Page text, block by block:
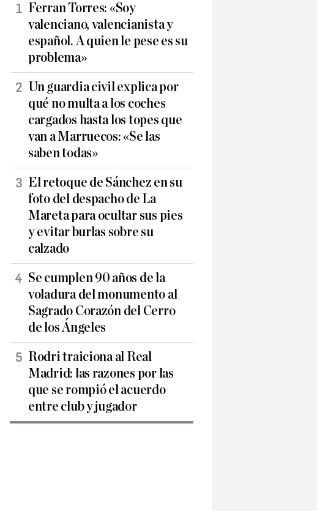
Ferran Torres: «Soy
valenciano, valencianista y
español. A quien le pese es su
problema»
Un guardia civil explica por
qué no multa a los coches
cargados hasta los topes que
van a Marruecos: «Se las
saben todas»
El retoque de Sánchez en su
foto del despacho de La
Mareta para ocultar sus pies
y evitar burlas sobre su
calzado
Se cumplen 90 años de la
voladura del monumento al
Sagrado Corazón del Cerro
de los Ángeles
Rodri traiciona al Real
Madrid: las razones por las
que se rompió el acuerdo
entre club y jugador